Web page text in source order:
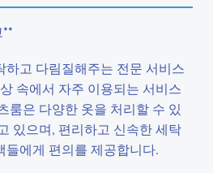
하고 다림질해주는 전문 서비스
속에서 자주 이용되는 서비스
룸은 다양한 옷을 처리할 수 있
있으며, 편리하고 신속한 세탁
들에게 편의를 제공합니다.